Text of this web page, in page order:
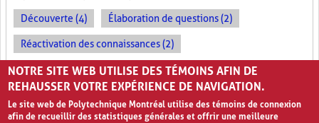
Découverte (4) Élaboration de questions (2)
Réactivation des connaissances (2)
Évolution des apprentissages (2)
NOTRE SITE WEB UTILISE DES TÉMOINS AFIN DE
REHAUSSER VOTRE EXPÉRIENCE DE NAVIGATION.
Le site web de Polytechnique Montréal utilise des témoins de connexion
afin de recueillir des statistiques générales et offrir une meilleure